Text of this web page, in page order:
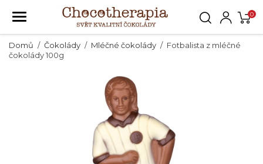
0
Domů Čokolády Mléčné čokolády
Fotbalista z mléčné
čokolády 100g